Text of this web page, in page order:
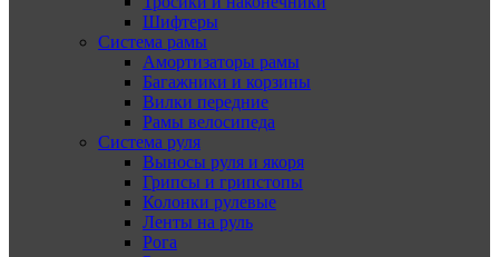
Шифтеры
Система рамы
Амортизаторы рамы
Багажники и корзины
Вилки передние
Рамы велосипеда
Система руля
Выносы руля и якоря
Грипсы и грипстопы
Колонки рулевые
Ленты на руль
Рога